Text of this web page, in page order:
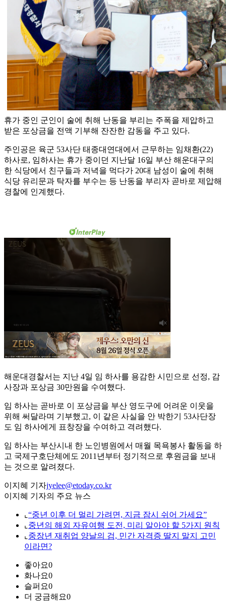
휴가 중인 군인이 술에 취해 난동을 부리는 주폭을 제압하고
받은 포상금을 전액 기부해 잔잔한 감동을 주고 있다.
주인공은 육군 53사단 태종대연대에서 근무하는 임채환(22)
하사로, 임하사는 휴가 중이던 지난달 16일 부산 해운대구의
한 식당에서 친구들과 저녁을 먹다가 20대 남성이 술에 취해
식당 유리문과 탁자를 부수는 등 난동을 부리자 곧바로 제압해
경찰에 인계했다.
해운대경찰서는 지난 4일 임 하사를 용감한 시민으로 선정, 감
사장과 포상금 30만원을 수여했다.
임 하사는 곧바로 이 포상금을 부산 영도구에 어려운 이웃을
위해 써달라며 기부했고, 이 같은 사실을 안 박한기 53사단장
도 임 하사에게 표창장을 수여하고 격려했다.
임 하사는 부산시내 한 노인병원에서 매월 목욕봉사 활동을 하
고 국제구호단체에도 2011년부터 정기적으로 후원금을 보내
는 것으로 알려졌다.
이지혜 기자jyelee@etoday.co.kr
이지혜 기자의 주요 뉴스
⌞ “중년 이후 더 멀리 가려면, 지금 잠시 쉬어 가세요”
⌞ 중년의 해외 자유여행 도전, 미리 알아야 할 5가지 원칙
⌞ 중장년 재취업 양날의 검, 민간 자격증 딸지 말지 고민
이라면?
좋아요0
화나요0
슬퍼요0
더 궁금해요0